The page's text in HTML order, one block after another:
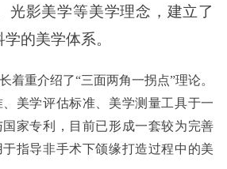
光影美学等美学理念，建立了
的美学体系。
着重介绍了“三面两角一拐点”理论。
美学评估标准、美学测量工具于一
家专利，目前已形成一套较为完善
指导非手术下颌缘打造过程中的美